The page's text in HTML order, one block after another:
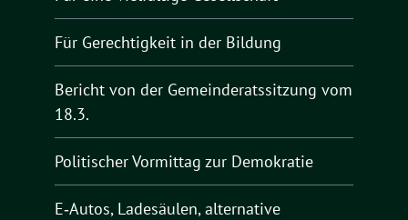
Für Gerechtigkeit in der Bildung
Bericht von der Gemeinderatssitzung vom
18.3.
Politischer Vormittag zur Demokratie
E‑Autos, Ladesäulen, alternative